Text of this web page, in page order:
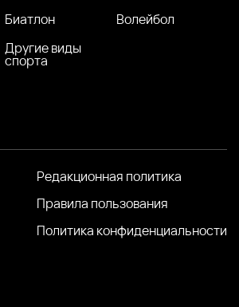
Биатлон
Волейбол
Другие виды
спорта
Редакционная политика
Правила пользования
Политика конфиденциальности